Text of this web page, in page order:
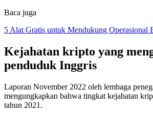
Baca juga
5 Alat Gratis untuk Mendukung Operasional
Kejahatan kripto yang
penduduk Inggris
Laporan November 2022 oleh lembaga
mengungkapkan bahwa tingkat kejahatan
tahun 2021.